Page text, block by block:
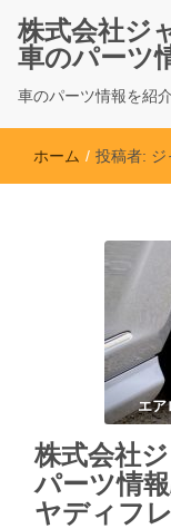
株式会社ジ
車のパーツ
車のパーツ情報を紹
ホーム / 投稿者: ジ
エア
株式会社
パーツ情
ヤディフ